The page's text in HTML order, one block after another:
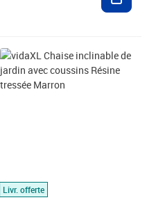
Livr. offerte
Prix barré 105,83€ HT
Prix 83,24€ HT